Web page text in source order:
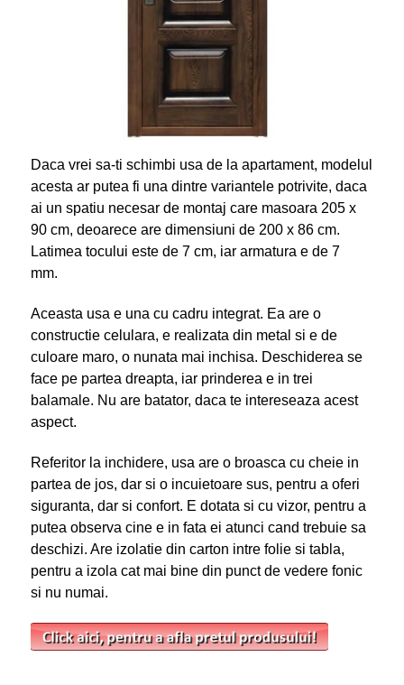
Daca vrei sa-ti schimbi usa de la apartament, modelul
acesta ar putea fi una dintre variantele potrivite, daca
ai un spatiu necesar de montaj care masoara 205 x
90 cm, deoarece are dimensiuni de 200 x 86 cm.
Latimea tocului este de 7 cm, iar armatura e de 7
mm.
Aceasta usa e una cu cadru integrat. Ea are o
constructie celulara, e realizata din metal si e de
culoare maro, o nunata mai inchisa. Deschiderea se
face pe partea dreapta, iar prinderea e in trei
balamale. Nu are batator, daca te intereseaza acest
aspect.
Referitor la inchidere, usa are o broasca cu cheie in
partea de jos, dar si o incuietoare sus, pentru a oferi
siguranta, dar si confort. E dotata si cu vizor, pentru a
putea observa cine e in fata ei atunci cand trebuie sa
deschizi. Are izolatie din carton intre folie si tabla,
pentru a izola cat mai bine din punct de vedere fonic
si nu numai.